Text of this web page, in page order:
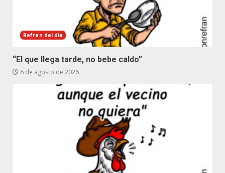
Refran del dia
“El que llega tarde, no bebe caldo”
6 de agosto de 2026